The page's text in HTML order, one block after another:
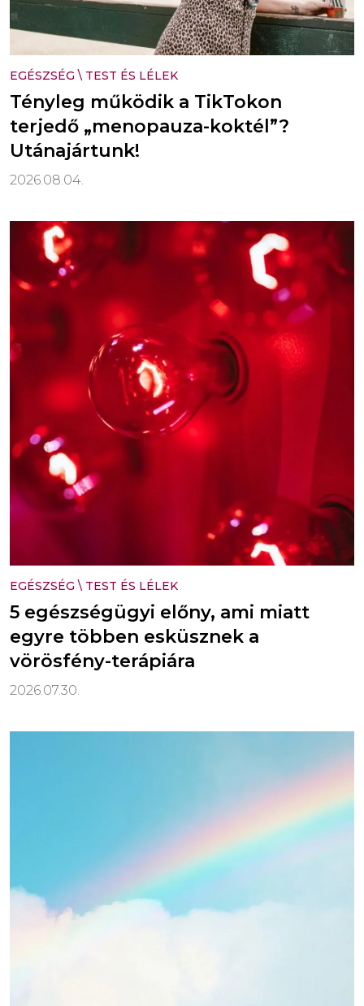
EGÉSZSÉG \ TEST ÉS LÉLEK
Tényleg működik a TikTokon
terjedő „menopauza-koktél”?
Utánajártunk!
2026.08.04.
EGÉSZSÉG \ TEST ÉS LÉLEK
5 egészségügyi előny, ami miatt
egyre többen esküsznek a
vörösfény-terápiára
2026.07.30.